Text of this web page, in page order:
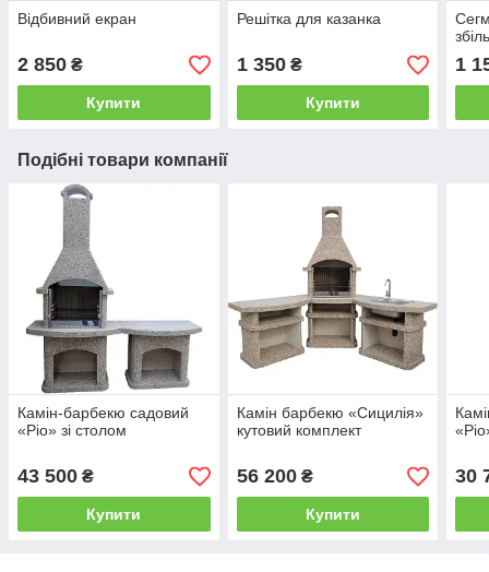
Відбивний екран
2 850 ₴
Купити
Решітка для казанка
1 350₴
Купити
1
Подібні товари компанії
Камін-барбекю садовий
«Ріо» зі столом
43 500 ₴
Купити
Камін барбекю «Сицилія»
кутовий комплект
56 200₴
Купити
30